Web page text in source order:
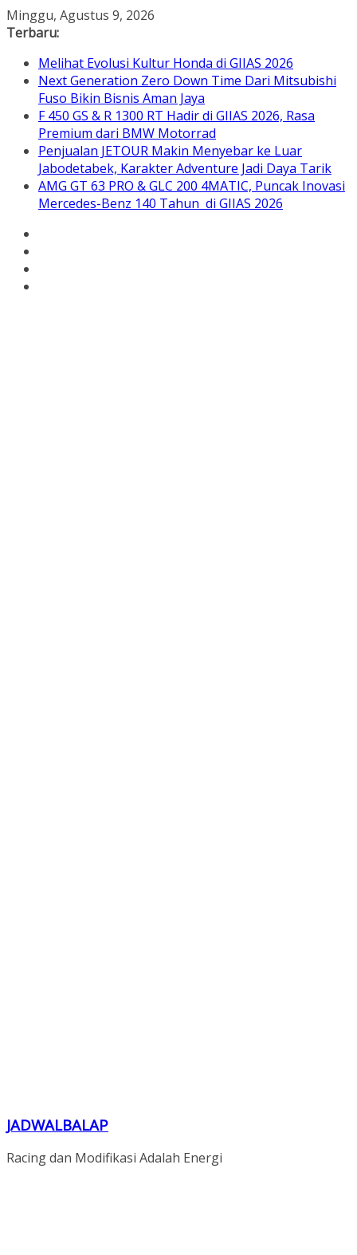
Skip
to
Minggu, Agustus 9, 2026
Terbaru:
Melihat Evolusi Kultur Honda di GIIAS 2026
Next Generation Zero Down Time Dari Mitsubishi
Fuso Bikin Bisnis Aman Jaya
F 450 GS & R 1300 RT Hadir di GIIAS 2026, Rasa
Premium dari BMW Motorrad
Penjualan JETOUR Makin Menyebar ke Luar
Jabodetabek, Karakter Adventure Jadi Daya Tarik
AMG GT 63 PRO & GLC 200 4MATIC, Puncak Inovasi
Mercedes-Benz 140 Tahun di GIIAS 2026
JADWALBALAP
Racing dan Modifikasi Adalah Energi